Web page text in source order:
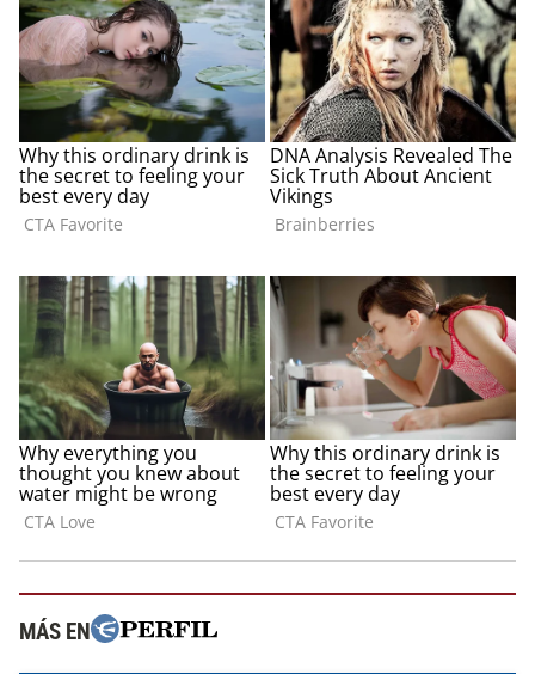
MÁS EN